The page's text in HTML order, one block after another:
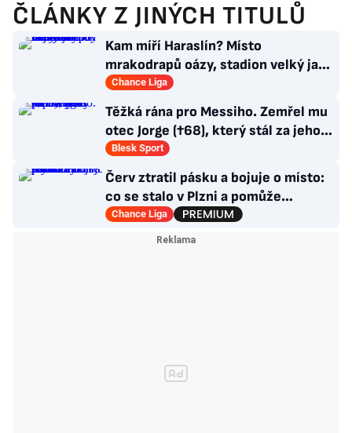
ČLÁNKY Z JINÝCH TITULŮ
Kam míří Haraslín? Místo
mrakodrapů oázy, stadion velký jak
v Plzni. Byl by největší hvězdou
Chance Liga
Těžká rána pro Messiho. Zemřel mu
otec Jorge (†68), který stál za jeho
úspěchy
Blesk Sport
Červ ztratil pásku a bojuje o místo:
co se stalo v Plzni a pomůže
Hyskému nechtěný Adu?
Chance Liga